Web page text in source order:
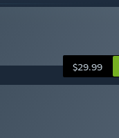
$29.99